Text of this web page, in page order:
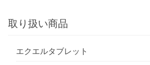
取り扱い商品
エクエルタブレット